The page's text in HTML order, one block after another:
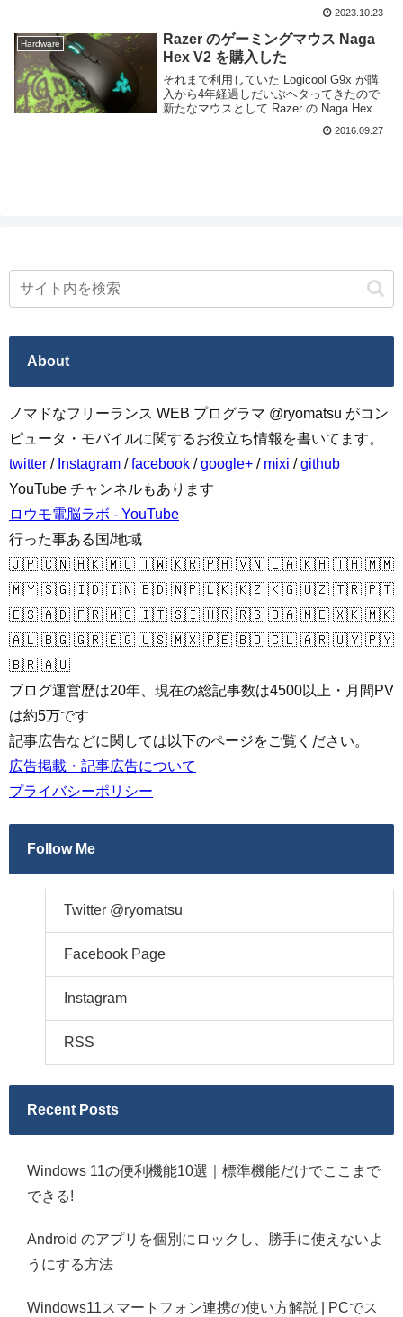
ールも可能になる便利な機能だ。左右スク
ロールは主にエクセルやスプレッドシート
のような上下左...
2023.10.23
Hardware
Razer のゲーミングマウス Naga
Hex V2 を購入した
それまで利用していた Logicool G9x が購
入から4年経過しだいぶヘタってきたので
新たなマウスとして Razer の Naga Hex
にあるマウスパッドは結構前に購入した
2016.09.27
About
ノマドなフリーランス WEB プログラマ @ryomatsu がコン
ピュータ・モバイルに関するお役立ち情報を書いてます。
twitter / Instagram /facebook /google+ / mixi /github
YouTube チャンネルもあります
ロウモ電脳ラボ - YouTube
行った事ある国/地域
🇯🇵 🇨🇳 🇭🇰 🇲🇴 🇹🇼 🇰🇷 🇵🇭 🇻🇳 🇱🇦 🇰🇭 🇹🇭 🇲🇲
🇲🇾 🇸🇬 🇮🇩 🇮🇳 🇧🇩 🇳🇵 🇱🇰 🇰🇿 🇰🇬 🇺🇿 🇹🇷 🇵🇹
🇪🇸 🇦🇩 🇫🇷 🇲🇨 🇮🇹 🇸🇮 🇭🇷 🇷🇸 🇧🇦 🇲🇪 🇽🇰 🇲🇰
🇦🇱 🇧🇬 🇬🇷 🇪🇬 🇺🇸 🇲🇽 🇵🇪 🇧🇴 🇨🇱 🇦🇷 🇺🇾 🇵🇾
🇧🇷 🇦🇺
ブログ運営歴は20年、現在の総記事数は4500以上・月間PV
は約5万です
記事広告などに関しては以下のページをご覧ください。
広告掲載・記事広告について
プライバシーポリシー
Follow Me
Twitter @ryomatsu
Facebook Page
Instagram
RSS
Recent Posts
Windows 11の便利機能10選｜標準機能だけでここまで
できる!
Android のアプリを個別にロックし、勝手に使えないよ
うにする方法
Windows11スマートフォン連携の使い方解説 | PCでス